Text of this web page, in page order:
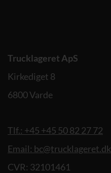
Trucklageret ApS
Kirkediget 8
6800 Varde
Tlf.: +45 +45 50 82 27 72
Email: bc@trucklageret.dk
CVR: 32101461